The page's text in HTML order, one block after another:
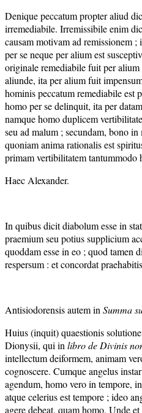
Denique peccatum propter aliud
irremediabile. Irremissibile enim
causam motivam ad remissionem
per se neque per alium est
originale remediabile fuit per
aliunde, ita per alium fuit
hominis peccatum remediabile est
homo per se delinquit, ita per
namque homo duplicem
seu ad malum ; secundam, bono
quoniam anima rationalis est
primam vertibilitatem tantummodo
Haec Alexander.
In quibus dicit diabolum esse in
praemium seu potius supplicium
quoddam esse in eo ; quod tamen
respersum : et concordat
Antisiodorensis autem in Summa
Huius (inquit) quaestionis
Dionysii, qui in libro de Divinis
intellectum deiformem, animam
cognoscere. Cumque angelus
agendum, homo vero in tempore,
atque celerius est tempore ; ideo
agere debeat, quam homo. Unde